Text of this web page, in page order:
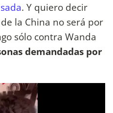
. Y quiero decir
la China no será por
sólo contra Wanda
demandadas por